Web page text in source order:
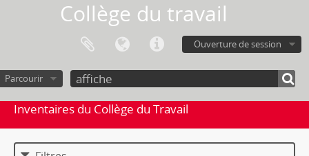
Collège du travail
Ouverture de session
Parcourir
Inventaires du Collège du Travail